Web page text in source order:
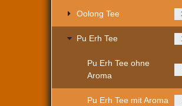
Oolong Tee
Pu Erh Tee
Pu Erh Tee ohne
Aroma
Pu Erh Tee mit Aroma